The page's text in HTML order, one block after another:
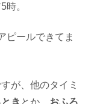
時。
ピールできてま
が、他のタイミ
き とか、 おふろ